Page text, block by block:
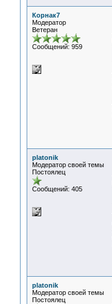
Корнак7
Модератор
Ветеран
Сообщений: 959
platonik
Модератор своей темы
Постоялец
Сообщений: 405
platonik
Модератор своей темы
Постоялец